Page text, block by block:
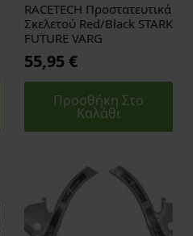
RACETECH Προστατευτικά
Σκελετού Red/Black STARK
FUTURE VARG
55,95 €
Προσθήκη Στο
Καλάθι